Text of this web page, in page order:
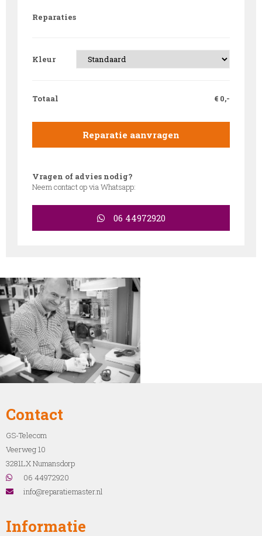
Reparaties
Kleur
Totaal € 0,-
Reparatie aanvragen
Vragen of advies nodig?
Neem contact op via Whatsapp:
06 44972920
Contact
GS-Telecom
Veerweg 10
3281LX Numansdorp
06 44972920
info@reparatiemaster.nl
Informatie